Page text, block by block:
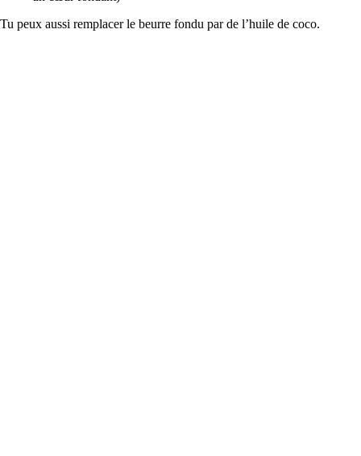
Tu peux aussi remplacer le beurre fondu par de l’huile de coco.